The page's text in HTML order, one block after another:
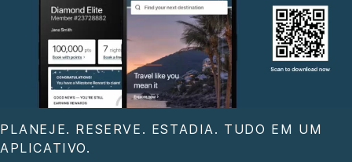
PLANEJE. RESERVE. ESTADIA. TUDO EM UM
APLICATIVO.